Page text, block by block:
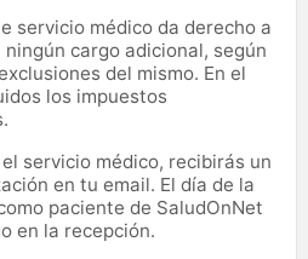
servicio médico da derecho a
cargo adicional, según
del mismo. En el
los impuestos
servicio médico, recibirás un
en tu email. El día de la
paciente de SaludOnNet
en la recepción.